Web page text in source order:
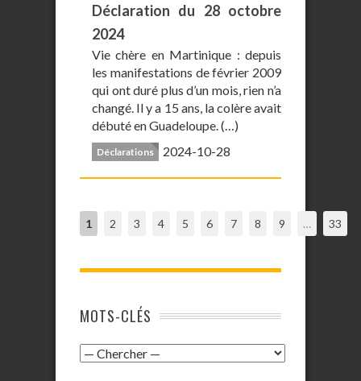
Déclaration du 28 octobre
2024
Vie chère en Martinique : depuis
les manifestations de février 2009
qui ont duré plus d’un mois, rien n’a
changé. Il y a 15 ans, la colère avait
débuté en Guadeloupe. (…)
Déclarations 2024-10-28
1 2 3 4 5 6 7 8 9 … 33
MOTS-CLÉS